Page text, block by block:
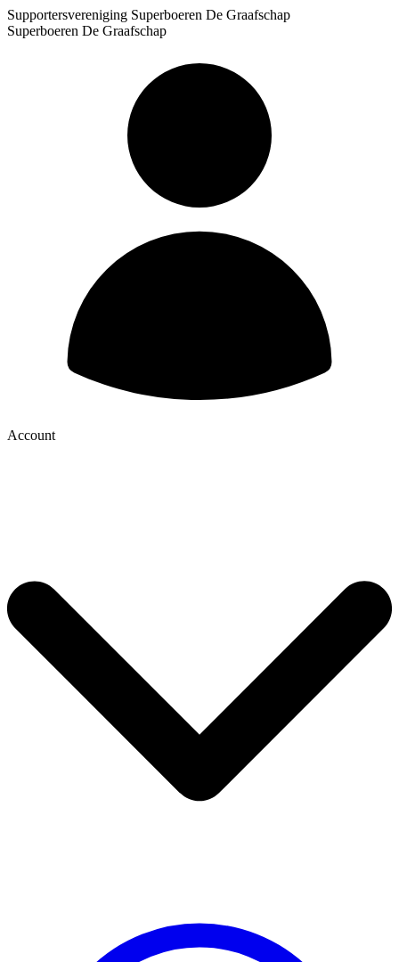
Supportersvereniging Superboeren De Graafschap
Superboeren De Graafschap
Account